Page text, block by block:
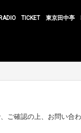
RADIO TICKET 東京田中亭
ご確認の上、お問い合わ